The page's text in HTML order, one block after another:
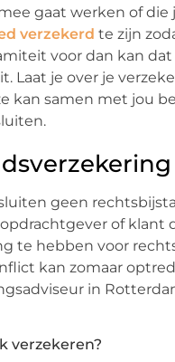
gaat werken of
verzekerd te zijn
voor dan kan
Laat je over je
kan samen met jou
geen
of
te hebben voor
kan zomaar
in
verzekeren?